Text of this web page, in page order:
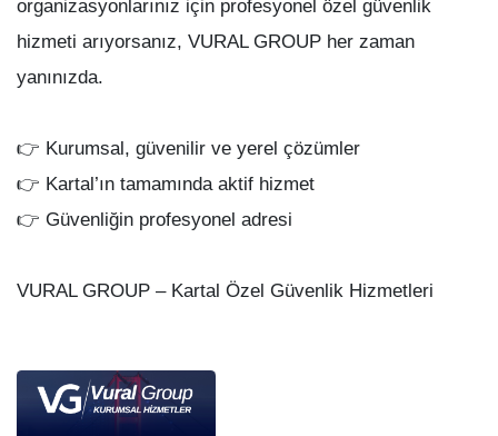
organizasyonlarınız için profesyonel özel güvenlik
hizmeti arıyorsanız, VURAL GROUP her zaman
yanınızda.
👉 Kurumsal, güvenilir ve yerel çözümler
👉 Kartal’ın tamamında aktif hizmet
👉 Güvenliğin profesyonel adresi
VURAL GROUP – Kartal Özel Güvenlik Hizmetleri